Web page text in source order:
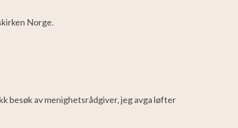
Norge.
besøk av menighetsrådgiver, jegavga løfter